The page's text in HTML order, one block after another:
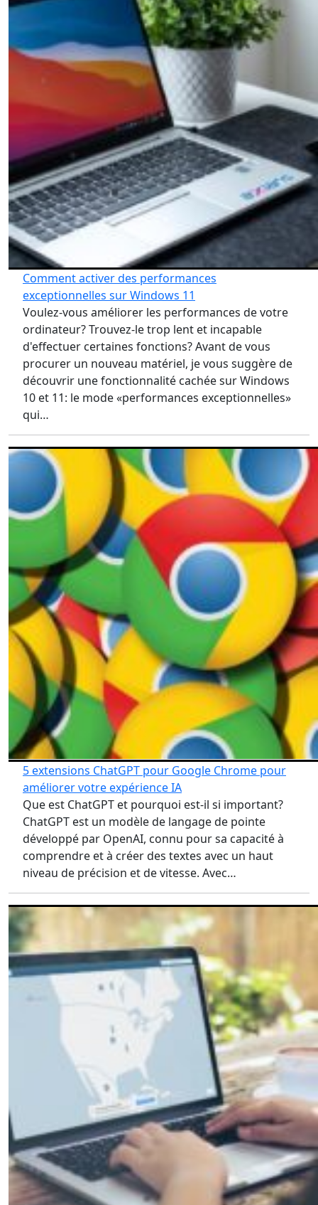
Comment activer des performances
exceptionnelles sur Windows 11
Voulez-vous améliorer les performances de votre
ordinateur? Trouvez-le trop lent et incapable
d'effectuer certaines fonctions? Avant de vous
procurer un nouveau matériel, je vous suggère de
découvrir une fonctionnalité cachée sur Windows
10 et 11: le mode «performances exceptionnelles»
qui…
5 extensions ChatGPT pour Google Chrome pour
améliorer votre expérience IA
Que est ChatGPT et pourquoi est-il si important?
ChatGPT est un modèle de langage de pointe
développé par OpenAI, connu pour sa capacité à
comprendre et à créer des textes avec un haut
niveau de précision et de vitesse. Avec…